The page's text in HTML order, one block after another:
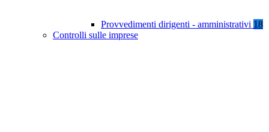
Provvedimenti dirigenti - amministrativi 18
Controlli sulle imprese